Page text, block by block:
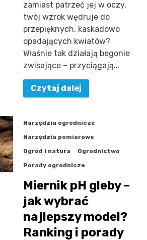
zamiast patrzeć jej w oczy,
twój wzrok wędruje do
przepięknych, kaskadowo
opadających kwiatów?
Właśnie tak działają begonie
zwisające – przyciągają...
Czytaj dalej
Narzędzia ogrodnicze
Narzędzia pomiarowe
Ogród i natura
Ogrodnictwo
Porady ogrodnicze
Miernik pH gleby –
jak wybrać
najlepszy model?
Ranking i porady